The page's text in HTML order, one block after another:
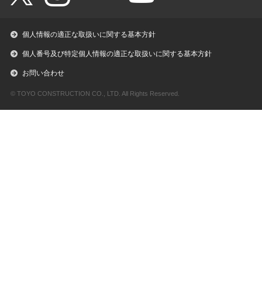
個人情報の適正な取扱いに関する基本方針
個人番号及び特定個人情報の適正な取扱いに関する基本方針
お問い合わせ
© TOYO CONSTRUCTION CO., LTD. All Rights Reserved.